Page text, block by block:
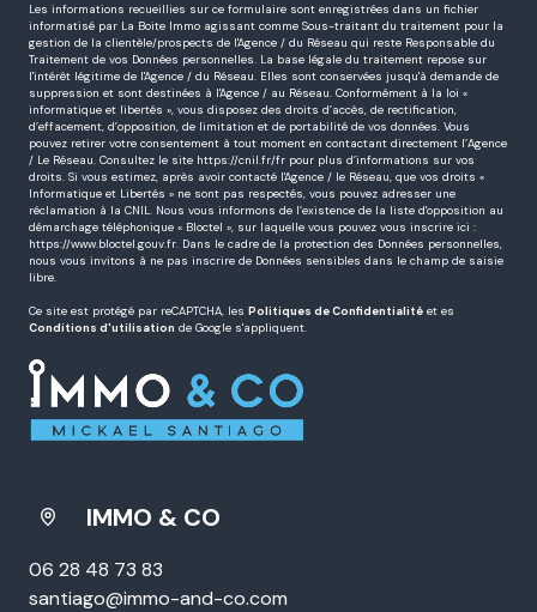
Les informations recueillies sur ce formulaire sont enregistrées dans un fichier
informatisé par La Boite Immo agissant comme Sous-traitant du traitement pour la
gestion de la clientèle/prospects de l'Agence / du Réseau qui reste Responsable du
Traitement de vos Données personnelles. La base légale du traitement repose sur
l'intérêt légitime de l'Agence / du Réseau. Elles sont conservées jusqu'à demande de
suppression et sont destinées à l'Agence / au Réseau. Conformément à la loi «
informatique et libertés », vous disposez des droits d’accès, de rectification,
d’effacement, d’opposition, de limitation et de portabilité de vos données. Vous
pouvez retirer votre consentement à tout moment en contactant directement l’Agence
/ Le Réseau. Consultez le site https://cnil.fr/fr pour plus d’informations sur vos
droits. Si vous estimez, après avoir contacté l'Agence / le Réseau, que vos droits «
Informatique et Libertés » ne sont pas respectés, vous pouvez adresser une
réclamation à la CNIL. Nous vous informons de l’existence de la liste d'opposition au
démarchage téléphonique « Bloctel », sur laquelle vous pouvez vous inscrire ici :
https://www.bloctel.gouv.fr. Dans le cadre de la protection des Données personnelles,
nous vous invitons à ne pas inscrire de Données sensibles dans le champ de saisie
libre.
Ce site est protégé par reCAPTCHA, les Politiques de Confidentialité et es
Conditions d'utilisation de Google s'appliquent.
IMMO & CO
06 28 48 73 83
santiago@immo-and-co.com